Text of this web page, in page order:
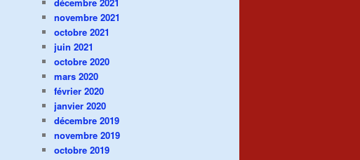
novembre 2021
octobre 2021
juin 2021
octobre 2020
mars 2020
février 2020
janvier 2020
décembre 2019
novembre 2019
octobre 2019